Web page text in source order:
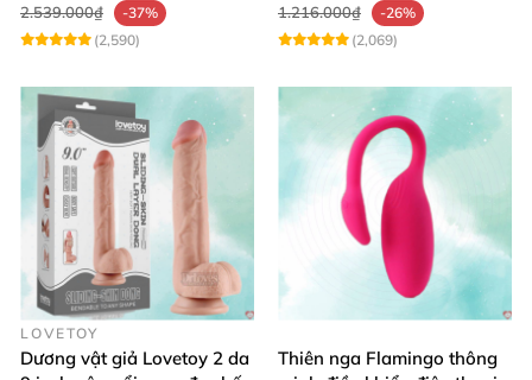
2.539.000₫
-37%
(2,590)
1.216.000₫
-26%
(2,069)
LOVETOY
Dương vật giả Lovetoy 2 da
Thiên nga Flamingo thông